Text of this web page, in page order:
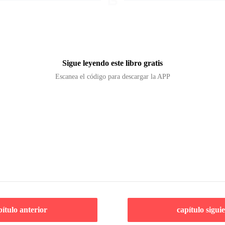
Sigue leyendo este libro gratis
Escanea el código para descargar la APP
anterior capítulo